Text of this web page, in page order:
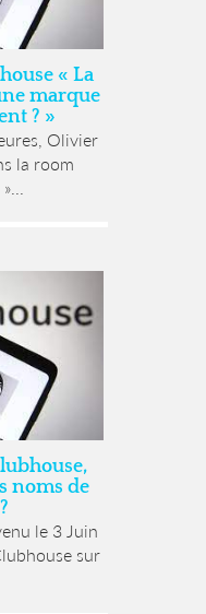
« La
marque
? »
Olivier
la room
noms de
le 3 Juin
sur